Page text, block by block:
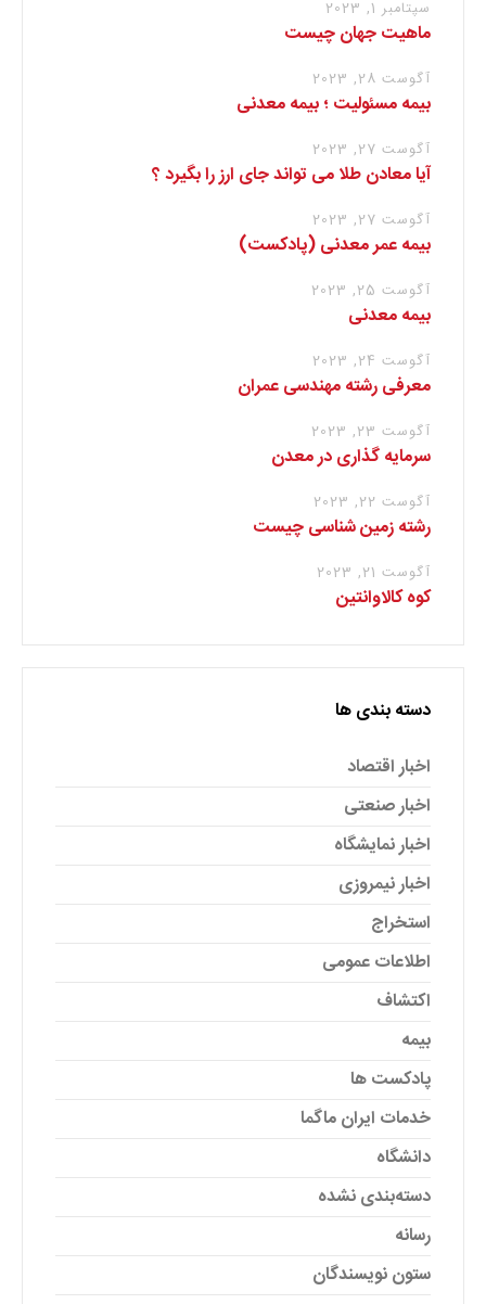
سپتامبر 1, 2023
ماهیت جهان چیست
آگوست 28, 2023
بیمه مسئولیت ؛ بیمه معدنی
آگوست 27, 2023
آیا معادن طلا می تواند جای ارز را بگیرد ؟
آگوست 27, 2023
بیمه عمر معدنی (پادکست)
آگوست 25, 2023
بیمه معدنی
آگوست 24, 2023
معرفی رشته مهندسی عمران
آگوست 23, 2023
سرمایه گذاری در معدن
آگوست 22, 2023
رشته زمین شناسی چیست
آگوست 21, 2023
کوه کالاوانتین
دسته بندی ها
اخبار اقتصاد
اخبار صنعتی
اخبار نمایشگاه
اخبار نیمروزی
استخراج
اطلاعات عمومی
اکتشاف
بیمه
پادکست ها
خدمات ایران ماگما
دانشگاه
دسته‌بندی نشده
رسانه
ستون نویسندگان